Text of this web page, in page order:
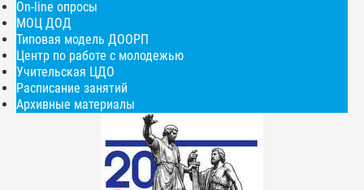
On-line опросы
МОЦ ДОД
Типовая модель ДООРП
Центр по работе с молодежью
Учительская ЦДО
Расписание занятий
Архивные материалы